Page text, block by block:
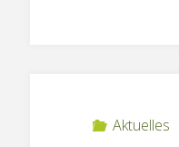
Aktuelles